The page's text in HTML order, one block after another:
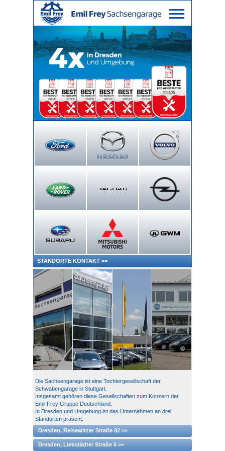
STANDORTE KONTAKT >>
Die Sachsengarage ist eine Tochtergesellschaft der
Schwabengarage in Stuttgart.
Insgesamt gehören diese Gesellschaften zum Konzern der
Emil Frey Gruppe Deutschland.
In Dresden und Umgebung ist das Unternehmen an drei
Standorten präsent:
Dresden, Reisewitzer Straße 82 >>
Dresden, Liebstädter Straße 5 >>